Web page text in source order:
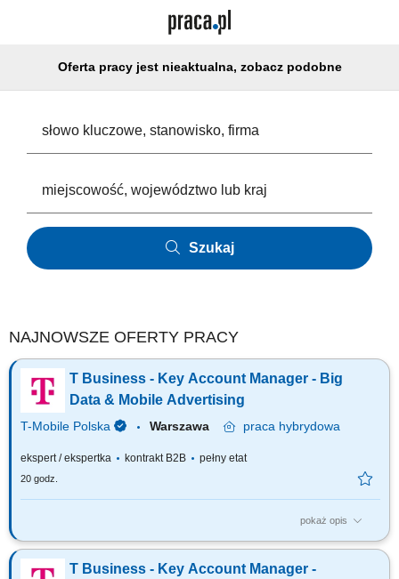
Oferta pracy jest nieaktualna, zobacz podobne
Szukaj
NAJNOWSZE OFERTY PRACY
T Business - Key Account Manager - Big
Data & Mobile Advertising
T-Mobile Polska Warszawa praca hybrydowa
ekspert / ekspertka kontrakt B2B pełny etat
20 godz.
pokaż opis
Zadania, które na Ciebie czekają: Aktywna sprzedaż kampanii Mobile
Advertising oraz Big Data; Współpraca z Klientami oraz domami
mediowymi; Realizacja założonych planów sprzedaży w powierzonych
T Business - Key Account Manager -